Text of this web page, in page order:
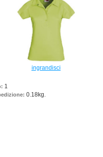
ingrandisci
1
0.18kg.